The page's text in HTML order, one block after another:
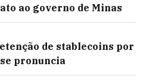
ao governo de Minas
de stablecoins por
pronuncia